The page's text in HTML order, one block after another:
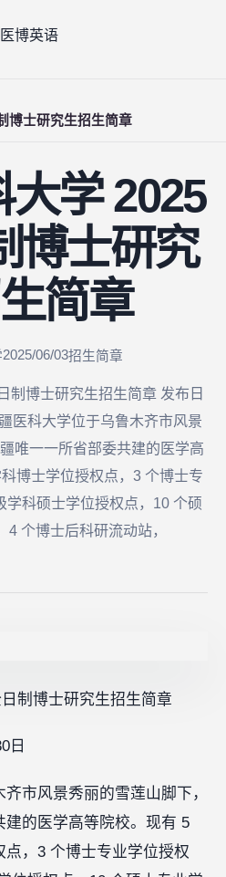
博士研究生招生简章
学 2025
博士研究
简章
2025/06/03招生简章
制博士研究生招生简章 发布日
医科大学位于乌鲁木齐市风景
唯一一所省部委共建的医学高
博士学位授权点，3 个博士专
学科硕士学位授权点，10 个硕
4 个博士后科研流动站，
制博士研究生招生简章
日
市风景秀丽的雪莲山脚下，
的医学高等院校。现有 5
，3 个博士专业学位授权